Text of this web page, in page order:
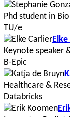
Phd student in
TU/e
Keynote speaker
B-Epic
Healthcare &
Databricks